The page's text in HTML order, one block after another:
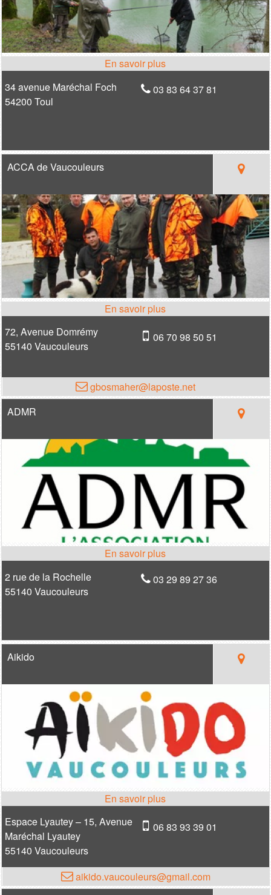
34 avenue Maréchal Foch
54200 Toul
03 83 64 37 81
ACCA de Vaucouleurs
72, Avenue Domrémy
55140 Vaucouleurs
06 70 98 50 51
gbosmaher@laposte.net
ADMR
2 rue de la Rochelle
55140 Vaucouleurs
03 29 89 27 36
Aikido
Espace Lyautey – 15, Avenue
Maréchal Lyautey
55140 Vaucouleurs
06 83 93 39 01
aikido.vaucouleurs@gmail.com